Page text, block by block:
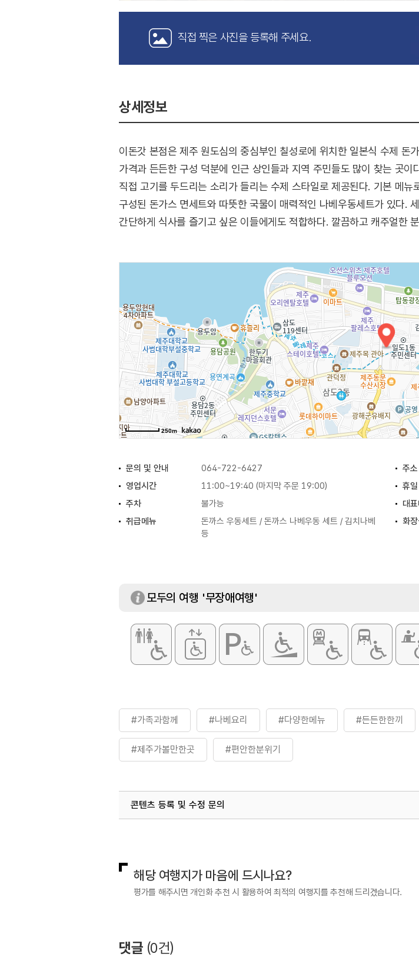
직접 찍은 사진을 등록해 주세요.
상세정보
이돈갓 본점은 제주 원도심의 중심부인 칠성로에 위치한 일본식 수제 돈
가격과 든든한 구성 덕분에 인근 상인들과 지역 주민들도 많이 찾는 곳
직접 고기를 두드리는 소리가 들리는 수제 스타일로 제공된다. 기본 메
구성된 돈가스 면세트와 따뜻한 국물이 매력적인 나베우동세트가 있다.
간단하게 식사를 즐기고 싶은 이들에게도 적합하다. 깔끔하고 캐주얼한
250m
문의 및 안내 064-722-6427 주소
영업시간
11:00~19:40 (마지막 주문 19:00) 휴일
주차
불가능 대
취급메뉴
돈까스 우동세트 / 돈까스 나베우동 세트 / 김치나베
등
화
모두의 여행 '무장애여행'
#가족과함께 #나베요리 #다양한메뉴 #든든한한끼
#제주가볼만한곳 #편안한분위기
콘텐츠 등록 및 수정 문의
해당 여행지가 마음에 드시나요?
평가를 해주시면 개인화 추천 시 활용하여 최적의 여행지를 추천해 드리겠습니다.
댓글 (0건)